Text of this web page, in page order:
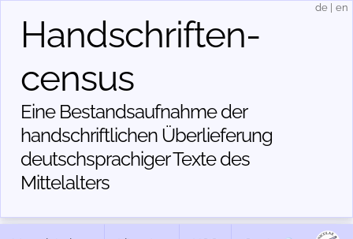
Handschriften­
census
Eine Bestandsaufnahme der
handschriftlichen Über­lieferung
deutschsprachiger Texte des
Mittelalters
de en